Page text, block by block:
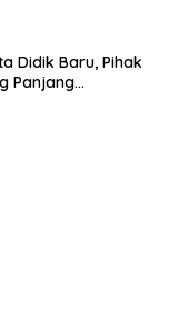
Didik Baru, Pihak
Panjang